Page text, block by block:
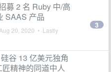
募 2 名 Ruby 中/高
SAAS 产品
Aug 20, 2020 • Lastly
3
谷 13 亿美元独角
精神的同道中人